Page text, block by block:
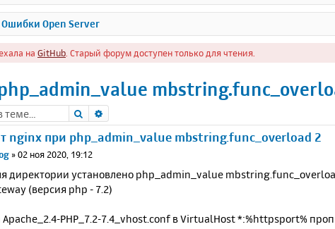
Ошибки Open Server
на GitHub . Старый форум доступен только для чтения.
Поиск
nginx при php_admin_value mbstring.func_overload 2
»02 ноя 2020, 19:12
директории установлено php_admin_value
(версия php - 7.2)
Apache_2.4-PHP_7.2-7.4_vhost.conf в VirtualHost *:%httpsport%